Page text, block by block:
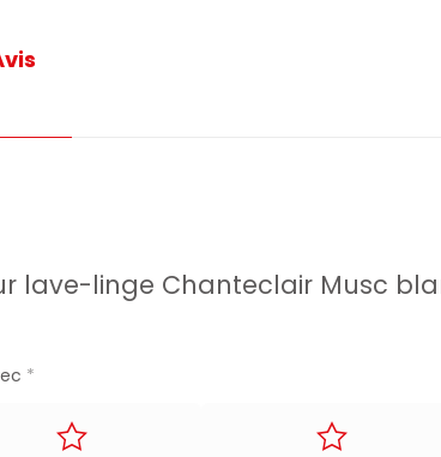
AVANTAGES
lave-linge Chanteclair Musc
*